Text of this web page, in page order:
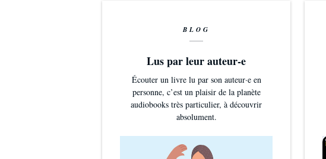
BLOG
Lus par leur auteur-e
Écouter un livre lu par son auteur·e en
personne, c’est un plaisir de la planète
audiobooks très particulier, à découvrir
absolument.